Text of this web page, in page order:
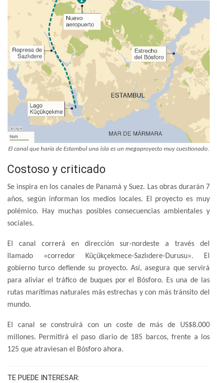
El canal que haría de Estambul una isla es un megaproyecto muy cuestionado.
Costoso y criticado
Se inspira en los canales de Panamá y Suez. Las obras durarán 7
años, según informan los medios locales. El proyecto es muy
polémico. Hay muchas posibles consecuencias ambientales y
sociales.
El canal correrá en dirección sur-nordeste a través del
llamado «corredor Küçükçekmece-Sazlıdere-Durusu». El
gobierno turco defiende su proyecto. Así, asegura que servirá
para aliviar el tráfico de buques por el Bósforo. Es una de las
rutas marítimas naturales más estrechas y con más tránsito del
mundo.
El canal se construirá con un coste de más de US$8.000
millones. Permitirá el paso diario de 185 barcos, frente a los
125 que atraviesan el Bósforo ahora.
TE PUEDE INTERESAR: